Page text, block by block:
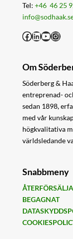
Tel: +46 46 25
Facebook
LinkedIn
YouTube
Om
Söderberg &
entreprenad-
sedan 1898,
med vår
högkvalitativa
världsledande
Snabbmeny
BEGAGNAT